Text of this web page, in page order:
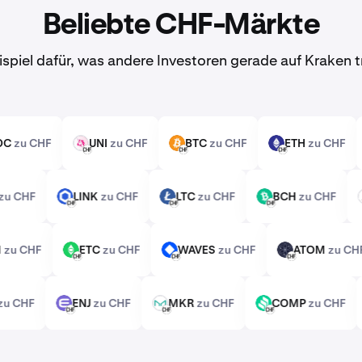
Beliebte CHF-Märkte
dafür, was andere Investoren gerade auf Kraken
zu CHF UNIzu CHF
BTC
BTCzu CHF
ETH
ETHzu CHF
zu CHF
LINK LINKzu CHF
LTC LTCzu CHF
BCH BCHzu CHF
zu CHF
ETC
ETCzu CHF
WAVESWAVESzu CHF
ATOMATOMzu
zu CHF
ENJ
ENJzu CHF
MKR MKRzu CHF
COMPCOMPzu CHF